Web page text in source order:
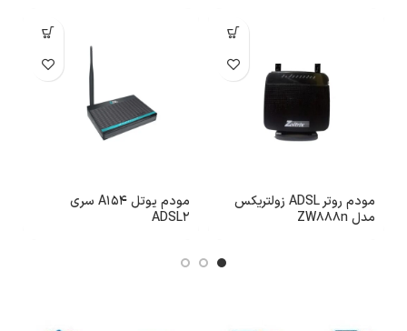
مودم روتر ADSL زولتریکس
مدل ZW888n
مودم یوتل A154 سری
ADSL2